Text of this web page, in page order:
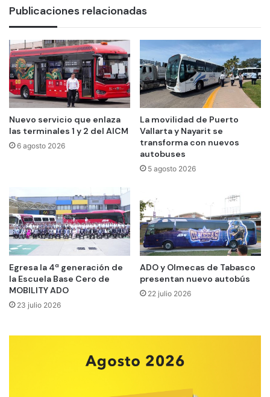
Publicaciones relacionadas
Nuevo servicio que enlaza
las terminales 1 y 2 del AICM
6 agosto 2026
La movilidad de Puerto
Vallarta y Nayarit se
transforma con nuevos
autobuses
5 agosto 2026
Egresa la 4ª generación de
la Escuela Base Cero de
MOBILITY ADO
23 julio 2026
ADO y Olmecas de Tabasco
presentan nuevo autobús
22 julio 2026